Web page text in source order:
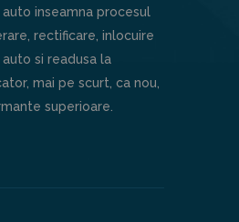
inseamna procesul
rectificare, inlocuire
si readusa la
mai pe scurt, ca nou,
superioare.